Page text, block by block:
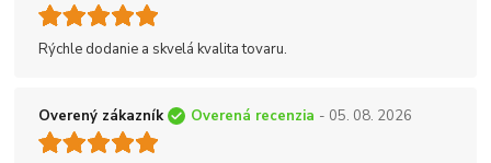
Rýchle dodanie a skvelá kvalita tovaru.
Overený zákazník Overená recenzia - 05. 08. 2026